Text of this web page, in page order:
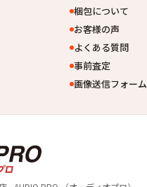
梱包について
お客様の声
よくある質問
事前査定
画像送信フォーム